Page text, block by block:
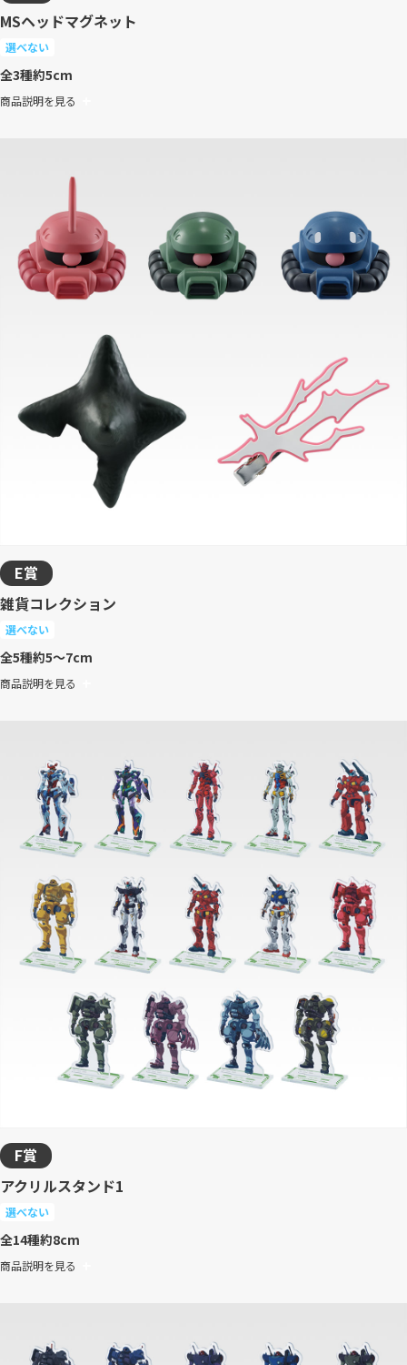
MSヘッドマグネット
選べない
全3種約5cm
商品説明を見る
E賞
雑貨コレクション
選べない
全5種約5～7cm
商品説明を見る
F賞
アクリルスタンド1
選べない
全14種約8cm
商品説明を見る